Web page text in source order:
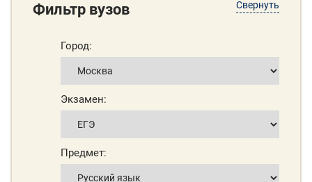
Свернуть
Фильтр вузов
Город:
Экзамен:
Предмет: